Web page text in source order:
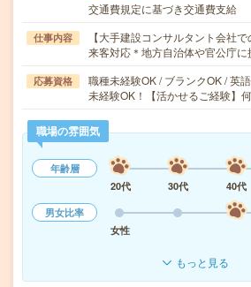
交通費規定に基づき交通費支給
仕事内容
【大手建設コンサルタント会社
来客対応＊地方自治体や官公庁
応募資格
職種未経験OK / ブランクOK / 英
未経験OK！【活かせるご経験】
職場の雰囲気
年齢層
20代
30代 40代
男女比率
女性
もっと見る